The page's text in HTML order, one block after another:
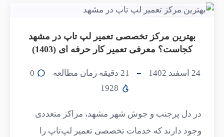
بهترین مرکز تخصصی تعمیر لپ تاپ در مشهد
کجاست؟ معرفی تعمیر کار حرفه ای (1403)
24 اسفند 1402 21 دقیقه زمان مطالعه
0
در دل پرجنب و جوش شهر مشهد، مراکز متعددی
وجود دارند که خدمات تخصصی تعمیر لپ‌تاپ را